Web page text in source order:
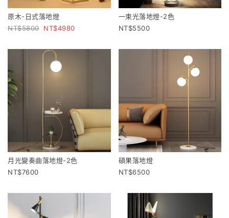
原木-日式落地燈
5800
4980
一束光落地燈-2色
5500
月光變奏曲落地燈-2色
7600
碩果落地燈
6500